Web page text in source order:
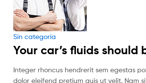
Categories
Sin categoría
Your car’s fluids should
Integer rhoncus hendrerit sem egestas
dolor eleifend pretium quis ut velit. Nam